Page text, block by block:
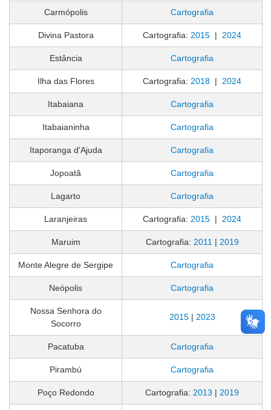
Carmópolis Cartografia
Divina Pastora Cartografia: 2015 | 2024
Estância Cartografia
Ilha das Flores Cartografia: 2018 | 2024
Itabaiana Cartografia
Itabaianinha Cartografia
Itaporanga d'Ajuda Cartografia
Jopoatã Cartografia
Lagarto Cartografia
Laranjeiras Cartografia: 2015 | 2024
Maruim Cartografia: 2011| 2019
Monte Alegre de Sergipe Cartografia
Neópolis Cartografia
Nossa Senhora do
Socorro
2015| 2023
Pacatuba Cartografia
Pirambú Cartografia
Poço Redondo Cartografia: 2013 | 2019